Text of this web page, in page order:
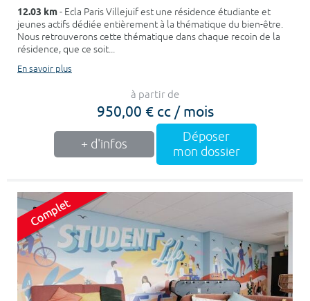
12.03 km- Ecla Paris Villejuif est une résidence étudiante et
jeunes actifs dédiée entièrement à la thématique du bien-être.
Nous retrouverons cette thématique dans chaque recoin de la
résidence, que ce soit...
En savoir plus
à partir de
950,00 € cc / mois
+ d'infos
Déposer
mon dossier